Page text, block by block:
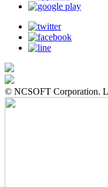
© NCSOFT Corporation.